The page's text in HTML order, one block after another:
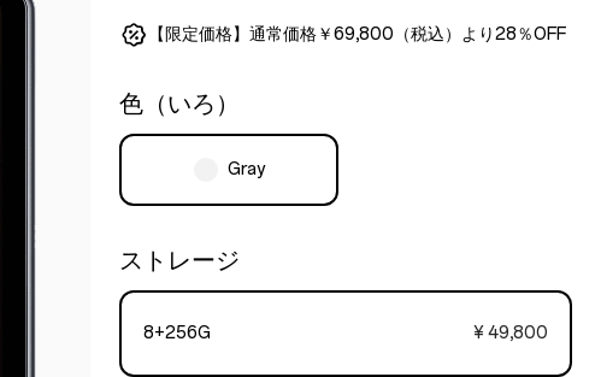
【限定価格】通常価格￥69,800（税込）より28％OFF
色（いろ）
Gray
ストレージ
8+256G ¥ 49,800